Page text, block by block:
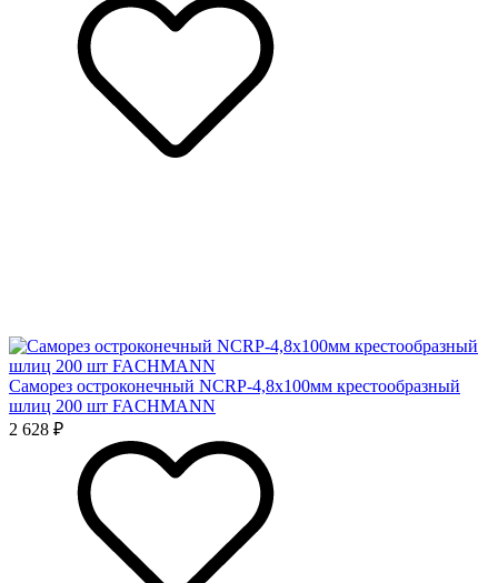
Саморез остроконечный NCRP-4,8x100мм крестообразный
шлиц 200 шт FACHMANN
2 628 ₽